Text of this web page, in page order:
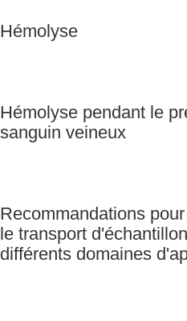
Hémolyse
Hémolyse pendant le
sanguin veineux
Recommandations
le transport
différents domaines